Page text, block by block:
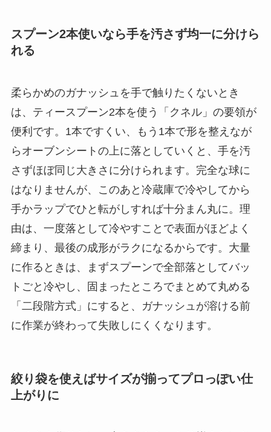
スプーン2本使いなら手を汚さず均一に分けら
れる
柔らかめのガナッシュを手で触りたくないとき
は、ティースプーン2本を使う「クネル」の要領が
便利です。1本ですくい、もう1本で形を整えなが
らオーブンシートの上に落としていくと、手を汚
さずほぼ同じ大きさに分けられます。完全な球に
はなりませんが、このあと冷蔵庫で冷やしてから
手かラップでひと転がしすれば十分まん丸に。理
由は、一度落として冷やすことで表面がほどよく
締まり、最後の成形がラクになるからです。大量
に作るときは、まずスプーンで全部落としてバッ
トごと冷やし、固まったところでまとめて丸める
「二段階方式」にすると、ガナッシュが溶ける前
に作業が終わって失敗しにくくなります。
絞り袋を使えばサイズが揃ってプロっぽい仕
上がりに